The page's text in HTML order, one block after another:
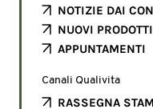
NOTIZIE DAI
NUOVI
APPUNTAMENTI
Canali Qualivita
RASSEGNA